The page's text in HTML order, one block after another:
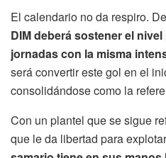
El calendario no da respiro.
DIM deberá sostener el
jornadas con la misma
será convertir este gol en el
consolidándose como la
Con un plantel que se sigue
que le da libertad para